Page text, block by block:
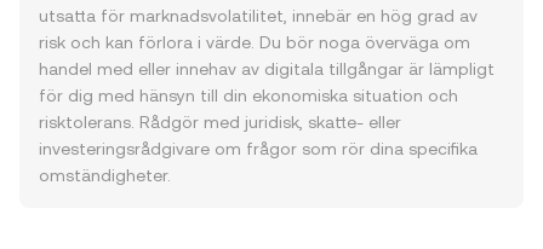
utsatta för marknadsvolatilitet, innebär en hög grad av
risk och kan förlora i värde. Du bör noga överväga om
handel med eller innehav av digitala tillgångar är lämpligt
för dig med hänsyn till din ekonomiska situation och
risktolerans. Rådgör med juridisk, skatte- eller
investeringsrådgivare om frågor som rör dina specifika
omständigheter.